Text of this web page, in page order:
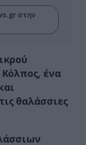
στην
ένα
θαλάσσιες